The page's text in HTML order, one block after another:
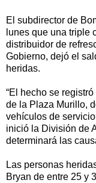
El subdirector de
lunes que una triple
distribuidor de
Gobierno, dejó el
heridas.
“El hecho se
de la Plaza Murillo,
vehículos de
inició la División de
determinará las
Las personas
Bryan de entre 25 y